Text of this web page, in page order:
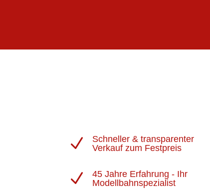
N
Schneller & transparenter
Verkauf zum Festpreis
N
45 Jahre Erfahrung - Ihr
Modellbahnspezialist